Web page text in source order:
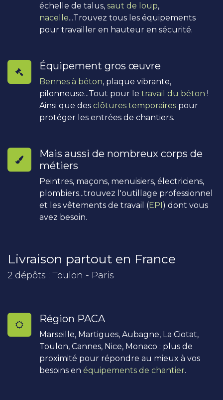
échelle de talus, saut de loup,
nacelle...Trouvez tous les équipements
pour travailler en hauteur en sécurité.
Équipement gros œuvre
Bennes à béton, plaque vibrante,
pilonneuse...Tout pour le travail du béton !
Ainsi que des clôtures temporaires pour
protéger les entrées de chantiers.
Mais aussi de nombreux corps de
métiers
Peintres, maçons, menuisiers, électriciens,
plombiers...trouvez l'outillage professionnel
et les vêtements de travail (EPI) dont vous
avez besoin.
Livraison partout en France
2 dépôts : Toulon - Paris
Région PACA
Marseille, Martigues, Aubagne, La Ciotat,
Toulon, Cannes, Nice, Monaco : plus de
proximité pour répondre au mieux à vos
besoins en équipements de chantier.